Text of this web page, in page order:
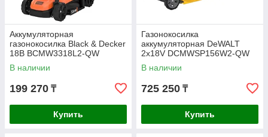
Аккумуляторная
газонокосилка Black & Decker
18В BCMW3318L2-QW
В наличии
199 270 ₸
Купить
Газонокосилка
аккумуляторная DeWALT
2х18V DCMWSP156W2-QW
В наличии
725 250 ₸
Купить